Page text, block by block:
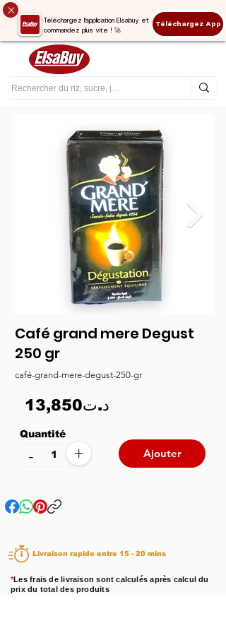
Téléchargez l'application Elsabuy et
commandez plus vite ! 🚀
Téléchargez App
Café grand mere Degust
250 gr
café-grand-mere-degust-250-gr
13,850د.ت
Quantité
+
- Ajouter
Livraison rapide entre 15 - 20 mins
*Les frais de livraison sont calculés après calcul du
prix du total des produits